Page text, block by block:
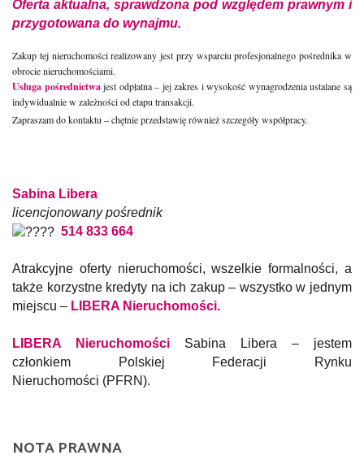
Oferta aktualna, sprawdzona pod względem prawnym i
przygotowana do wynajmu.
Zakup tej nieruchomości realizowany jest przy wsparciu profesjonalnego pośrednika w
obrocie nieruchomościami.
Usługa pośrednictwajest odpłatna – jej zakres i wysokość wynagrodzenia ustalane są
indywidualnie w zależności od etapu transakcji.
Zapraszam do kontaktu – chętnie przedstawię również szczegóły współpracy.
Sabina Libera
licencjonowany pośrednik
514 833 664
Atrakcyjne oferty nieruchomości, wszelkie formalności, a
także korzystne kredyty na ich zakup – wszystko w jednym
miejscu – LIBERA Nieruchomości.
LIBERA Nieruchomości
Sabina Libera – jestem
członkiem Polskiej Federacji Rynku
Nieruchomości (PFRN).
NOTA PRAWNA